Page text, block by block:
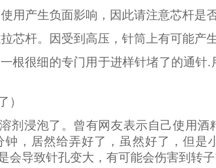
产生负面影响，因此请注意芯杆是否
杆。因受到高压，针筒上有可能产生
根很细的专门用于进样针堵了的通针.
剂浸泡了。曾有网友表示自己使用酒
，居然给弄好了，虽然好了，但是
导致针孔变大，有可能会伤害到转子